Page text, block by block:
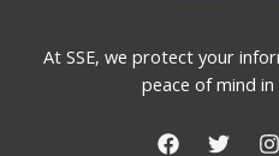
At SSE, we protect your
peace of mind